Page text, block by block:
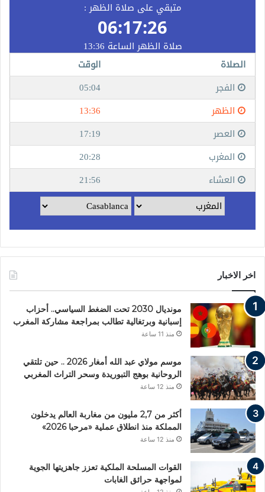
اخر الاخبار
مونديال 2030 تحت الضغط السياسي.. أحزاب
إسبانية وبرتغالية تطالب بمراجعة مشاركة المغرب
منذ 11 ساعة
موسم مولاي عبد الله أمغار 2026 .. حين تلتقي
الروحانية بوهج التبوريدة وسحر التراث المغربي
منذ 12 ساعة
أكثر من 2,7 مليون من مغاربة العالم يدخلون
المملكة منذ انطلاق عملية «مرحبا 2026»
منذ 12 ساعة
القوات المسلحة الملكية تعزز جاهزيتها الجوية
لمواجهة حرائق الغابات